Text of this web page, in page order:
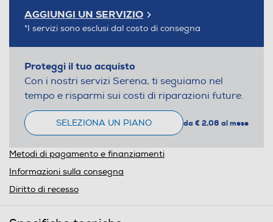
AGGIUNGI UN SERVIZIO
*I servizi sono esclusi dal costo di consegna
Proteggi il tuo acquisto
Con i nostri servizi Serena, ti seguiamo nel
tempo e risparmi sui costi di riparazioni future.
SELEZIONA UN PIANO da € 2,08 al mese
Metodi di pagamento e finanziamenti
Informazioni sulla consegna
Diritto di recesso